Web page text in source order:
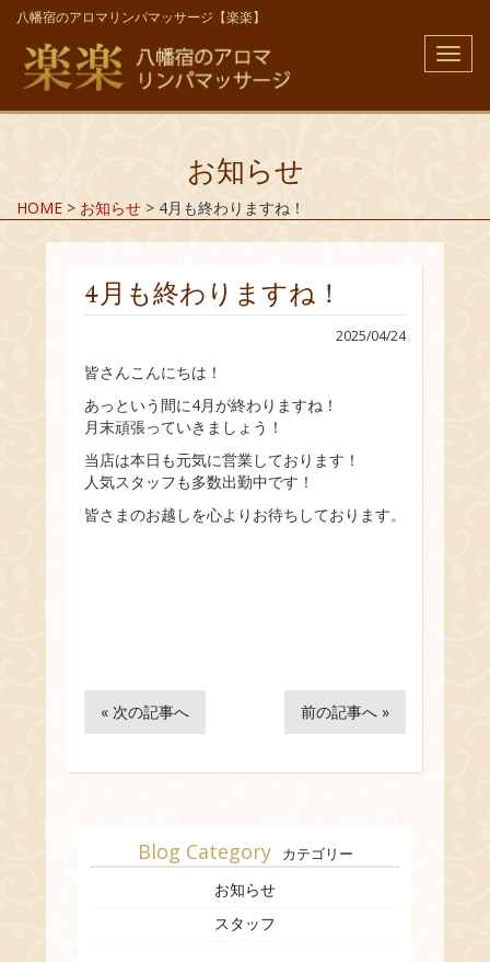
八幡宿のアロマリンパマッサージ【楽楽】
メ
ニ
お知らせ
HOME > お知らせ > 4月も終わりますね！
4月も終わりますね！
2025/04/24
皆さんこんにちは！
あっという間に4月が終わりますね！
月末頑張っていきましょう！
当店は本日も元気に営業しております！
人気スタッフも多数出勤中です！
皆さまのお越しを心よりお待ちしております。
« 次の記事へ 前の記事へ »
Blog Category カテゴリー
お知らせ
スタッフ